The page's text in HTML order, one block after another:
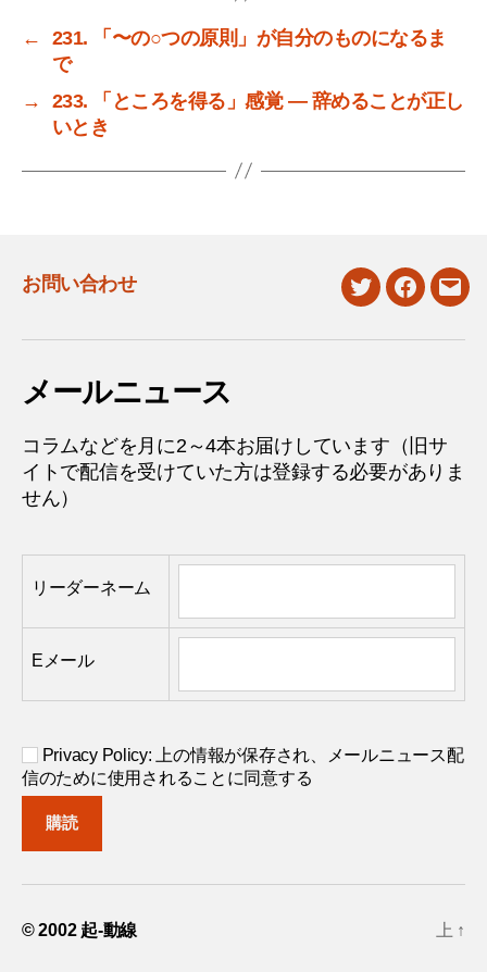
←
231. 「〜の○つの原則」が自分のものになるま
で
→
233. 「ところを得る」感覚 ― 辞めることが正し
いとき
お問い合わせ
twitterfacebook
メールニュース
コラムなどを月に2～4本お届けしています（旧サ
イトで配信を受けていた方は登録する必要がありま
せん）
リーダーネーム
Eメール
Privacy Policy: 上の情報が保存され、メールニュース配
信のために使用されることに同意する
© 2002 起-動線 上 ↑